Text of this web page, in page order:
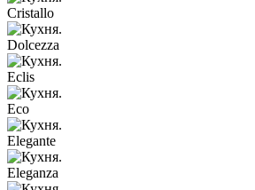
Cristallo
Dolcezza
Eclis
Eco
Elegante
Eleganza